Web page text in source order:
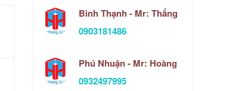
Bình Thạnh - Mr: Thắng
0903181486
Phú Nhuận - Mr: Hoàng
0932497995